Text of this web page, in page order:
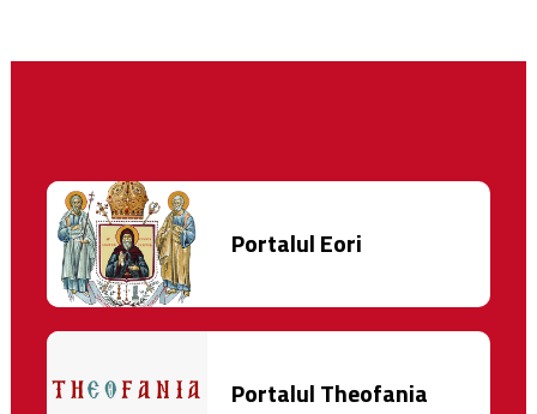
Portalul Eori
Portalul Theofania